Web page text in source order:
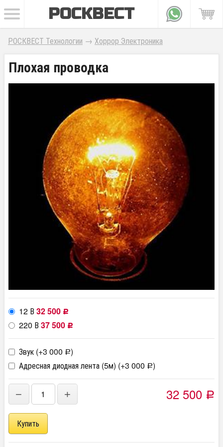
РОСКВЕСТ
РОСКВЕСТ Технологии → Хоррор Электроника
Плохая проводка
12 В 32 500 Р
220 В 37 500 Р
Звук (+3 000 Р)
Адресная диодная лента (5м) (+3 000 Р)
− + 32 500 Р